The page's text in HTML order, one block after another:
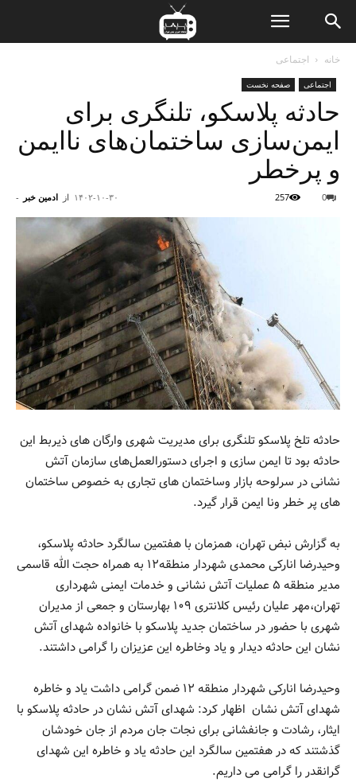
خانه اجتماعی
اجتماعی صفحه نخست
حادثه پلاسکو، تلنگری برای
ایمن‌سازی ساختمان‌های ناایمن
و پرخطر
از ادمین خبر - ۱۴۰۲-۱۰-۳۰ 0
257
حادثه تلخ پلاسکو تلنگری برای مدیریت شهری وارگان های ذیربط این
حادثه بود تا ایمن سازی و اجرای دستورالعمل‌های سازمان آتش
نشانی در سرلوحه بازار وساختمان های تجاری به خصوص ساختمان
های پر خطر ونا ایمن قرار گیرد.
به گزارش نبض تهران، همزمان با هفتمین سالگرد حادثه پلاسکو،
وحیدرضا انارکی محمدی شهردار منطقه۱۲ به همراه حجت الله قاسمی
مدیر منطقه ۵ عملیات آتش نشانی و خدمات ایمنی شهرداری
تهران،مهر علیان رئیس کلانتری ۱۰۹ بهارستان و جمعی از مدیران
شهری با حضور در ساختمان جدید پلاسکو با خانواده شهدای آتش
نشان این حادثه دیدار و یاد وخاطره این عزیزان را گرامی داشتند.
وحیدرضا انارکی شهردار منطقه ۱۲ ضمن گرامی داشت یاد و خاطره
شهدای آتش نشان اظهار کرد: شهدای آتش نشان در حادثه پلاسکو با
ایثار، رشادت و جانفشانی برای نجات جان مردم از جان خودشان
گذشتند که در هفتمین سالگرد این حادثه یاد و خاطره این شهدای
گرانقدر را گرامی می داریم.